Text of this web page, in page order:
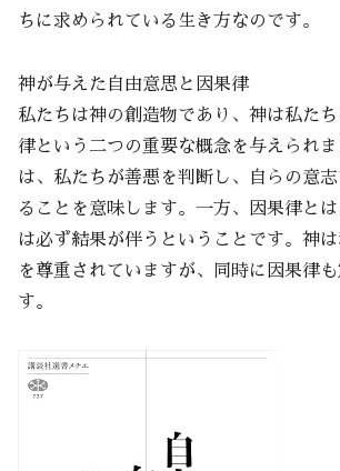
ちに求められている生き方なのです。
神が与えた自由意思と因果律
私たちは神の創造物であり、神は私た
律という二つの重要な概念を与えられ
は、私たちが善悪を判断し、自らの意
ることを意味します。一方、因果律と
は必ず結果が伴うということです。神
を尊重されていますが、同時に因果律
す。